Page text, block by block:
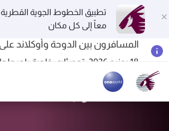
تطبيق الخطوط الجوية القطرية
معاً إلى كل مكان
استكشف وجهاتنا